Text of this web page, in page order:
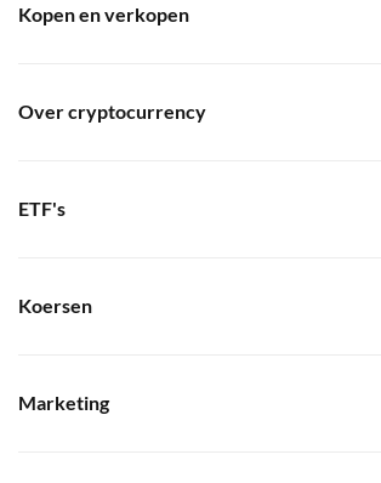
Kopen en verkopen
Over cryptocurrency
ETF's
Koersen
Marketing